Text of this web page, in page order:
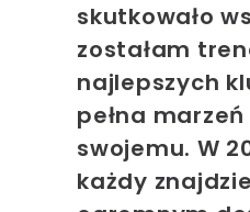
skutkowało
zostałam
najlepszych
pełna
swojemu. W
każdy